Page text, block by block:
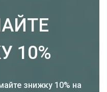
10%
знижку 10% на